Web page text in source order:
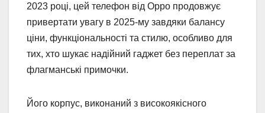
2023 році, цей телефон від Oppo продовжує
привертати увагу в 2025-му завдяки балансу
ціни, функціональності та стилю, особливо для
тих, хто шукає надійний гаджет без переплат за
флагманські примочки.
Його корпус, виконаний з високоякісного